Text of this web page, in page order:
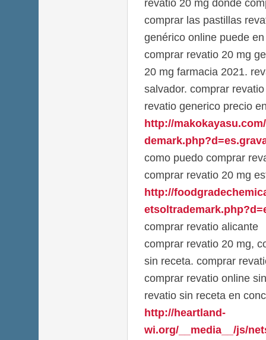
revatio 20 mg donde
comprar las pastillas
genérico online puede
comprar revatio 20 mg
20 mg farmacia 2021.
salvador. comprar
revatio generico precio
http://
como puedo comprar
comprar revatio 20 mg
http://
comprar revatio alicante
comprar revatio 20 mg,
sin receta. comprar
comprar revatio online
revatio sin receta en
http://heartland-
wi.org/__media__/js/